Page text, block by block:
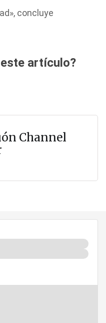
concluye
artículo?
Channel